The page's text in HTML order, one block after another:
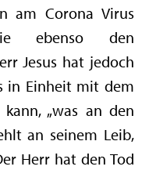
am Corona Virus
ebenso den
Jesus hat jedoch
in Einheit mit dem
„was an den
an seinem Leib,
Herr hat den Tod